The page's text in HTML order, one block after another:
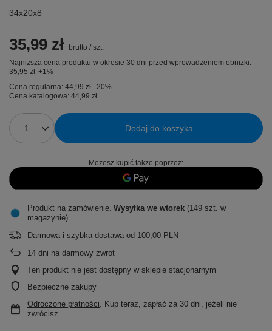
34x20x8
35,99 zł brutto / szt.
Najniższa cena produktu w okresie 30 dni przed wprowadzeniem obniżki:
35,95 zł +1%
Cena regularna: 44,99 zł -20%
Cena katalogowa: 44,99 zł
Dodaj do koszyka
Możesz kupić także poprzez:
Produkt na zamówienie Wysyłka we wtorek (149 szt. w
magazynie)
Darmowa i szybka dostawa od 100,00 PLN
14 dni na darmowy zwrot
Ten produkt nie jest dostępny w sklepie stacjonarnym
Bezpieczne zakupy
Odroczone płatności. Kup teraz, zapłać za 30 dni, jeżeli nie
zwrócisz